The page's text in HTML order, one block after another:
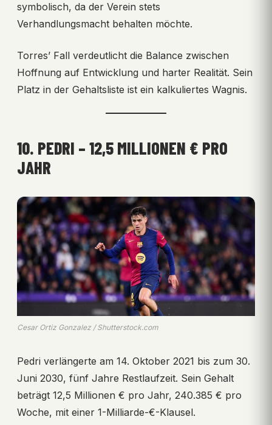
symbolisch, da der Verein stets
Verhandlungsmacht behalten möchte.
Torres’ Fall verdeutlicht die Balance zwischen
Hoffnung auf Entwicklung und harter Realität. Sein
Platz in der Gehaltsliste ist ein kalkuliertes Wagnis.
10. PEDRI – 12,5 MILLIONEN € PRO
JAHR
Cesar Ortiz Gonzalez / Shutterstock.com
Pedri verlängerte am 14. Oktober 2021 bis zum 30.
Juni 2030, fünf Jahre Restlaufzeit. Sein Gehalt
beträgt 12,5 Millionen € pro Jahr, 240.385 € pro
Woche, mit einer 1-Milliarde-€-Klausel.